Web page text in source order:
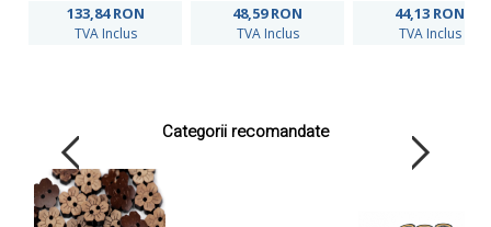
133,84RON
TVA Inclus
48,59RON
TVA Inclus
44,13 RON
TVA Inclus
Categorii recomandate